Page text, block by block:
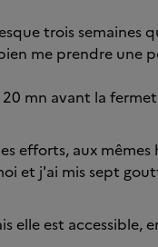
trois semaines
me prendre une
mn avant la
efforts, aux mêmes
et j'ai mis sept
elle est accessible,